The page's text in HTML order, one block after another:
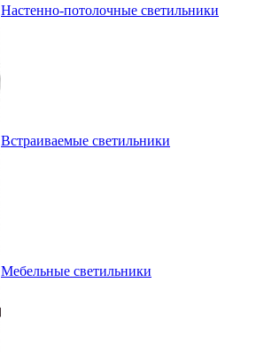
Настенно-потолочные светильники
Встраиваемые светильники
Мебельные светильники